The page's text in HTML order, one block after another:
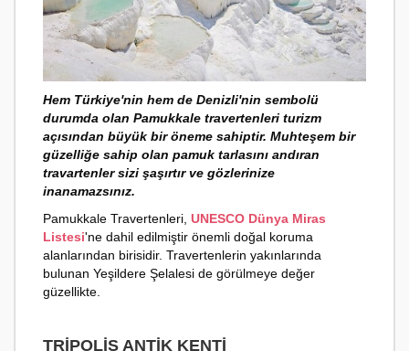
Hem Türkiye'nin hem de Denizli'nin sembolü
durumda olan Pamukkale travertenleri turizm
açısından büyük bir öneme sahiptir. Muhteşem bir
güzelliğe sahip olan pamuk tarlasını andıran
travartenler sizi şaşırtır ve gözlerinize
inanamazsınız.
Pamukkale Travertenleri, UNESCO Dünya Miras
Listesi'ne dahil edilmiştir önemli doğal koruma
alanlarından birisidir. Travertenlerin yakınlarında
bulunan Yeşildere Şelalesi de görülmeye değer
güzellikte.
TRIPOLIS ANTIK KENTI